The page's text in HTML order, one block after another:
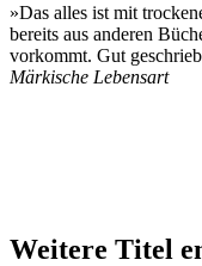
»Das alles ist mit
bereits aus anderen
vorkommt. Gut
Märkische Lebensart
Weitere Titel